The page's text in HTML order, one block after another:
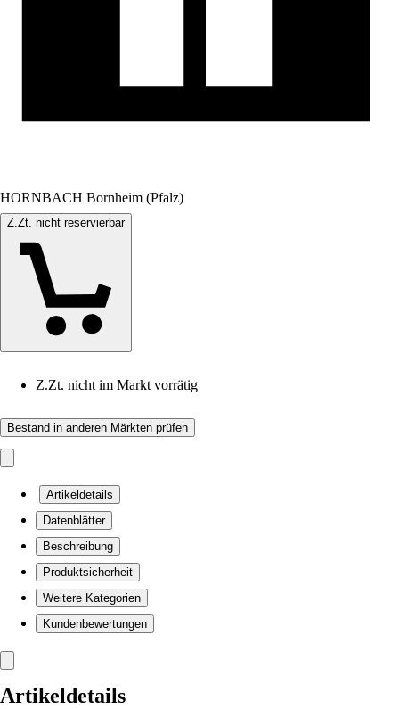
HORNBACH Bornheim (Pfalz)
Z.Zt. nicht reservierbar
Z.Zt. nicht im Markt vorrätig
Bestand in anderen Märkten prüfen
Artikeldetails
Datenblätter
Beschreibung
Produktsicherheit
Weitere Kategorien
Kundenbewertungen
Artikeldetails